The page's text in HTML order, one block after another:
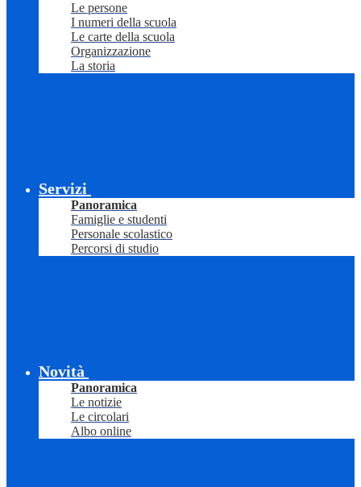
Le persone
I numeri della scuola
Le carte della scuola
Organizzazione
La storia
Servizi
Panoramica
Famiglie e studenti
Personale scolastico
Percorsi di studio
Novità
Panoramica
Le notizie
Le circolari
Albo online